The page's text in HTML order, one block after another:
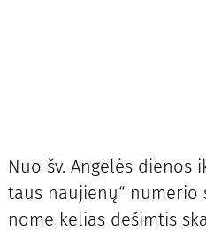
Nuo šv. An­ge­lės die­nos
taus nau­jie­nų“
no­me ke­lias de­šim­tis